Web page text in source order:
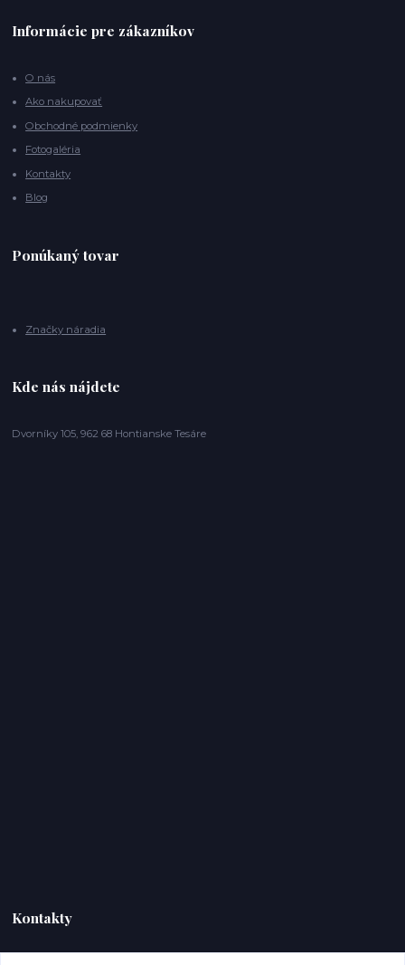
Informácie pre zákazníkov
O nás
Ako nakupovať
Obchodné podmienky
Fotogaléria
Kontakty
Blog
Ponúkaný tovar
Značky náradia
Kde nás nájdete
Dvorníky 105, 962 68 Hontianske Tesáre
Kontakty